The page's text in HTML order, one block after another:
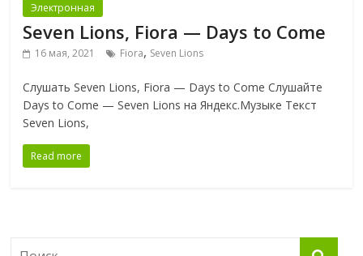
Электронная
Seven Lions, Fiora — Days to Come
16 мая, 2021 Fiora, Seven Lions
Слушать Seven Lions, Fiora — Days to Come Слушайте
Days to Come — Seven Lions на Яндекс.Музыке Текст
Seven Lions,
Read more